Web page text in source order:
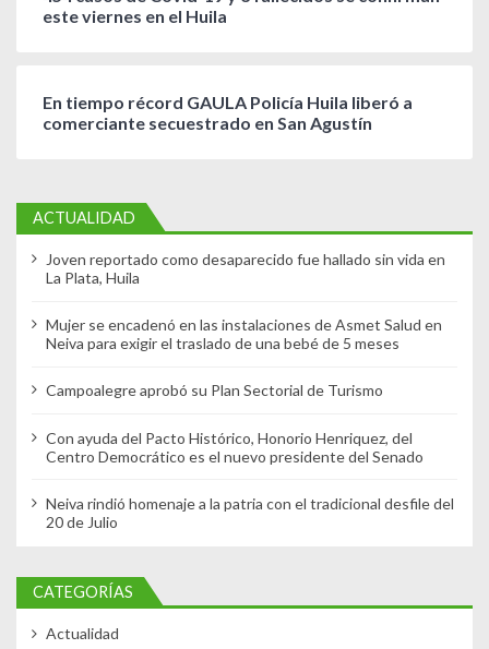
este viernes en el Huila
En tiempo récord GAULA Policía Huila liberó a
comerciante secuestrado en San Agustín
ACTUALIDAD
Joven reportado como desaparecido fue hallado sin vida en
La Plata, Huila
Mujer se encadenó en las instalaciones de Asmet Salud en
Neiva para exigir el traslado de una bebé de 5 meses
Campoalegre aprobó su Plan Sectorial de Turismo
Con ayuda del Pacto Histórico, Honorio Henriquez, del
Centro Democrático es el nuevo presidente del Senado
Neiva rindió homenaje a la patria con el tradicional desfile del
20 de Julio
CATEGORÍAS
Actualidad